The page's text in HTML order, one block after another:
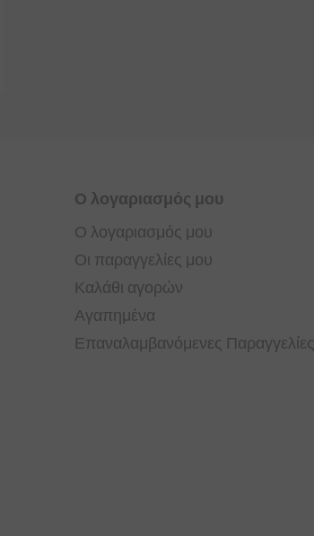
Ο λογαριασμός μου
Ο λογαριασμός μου
Οι παραγγελίες μου
Καλάθι αγορών
Αγαπημένα
Επαναλαμβανόμενες Παραγγελίες